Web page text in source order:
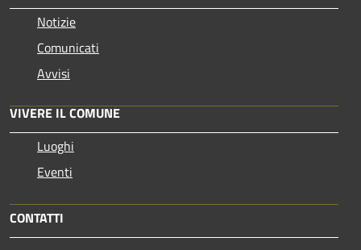
Notizie
Comunicati
Avvisi
VIVERE IL COMUNE
Luoghi
Eventi
CONTATTI